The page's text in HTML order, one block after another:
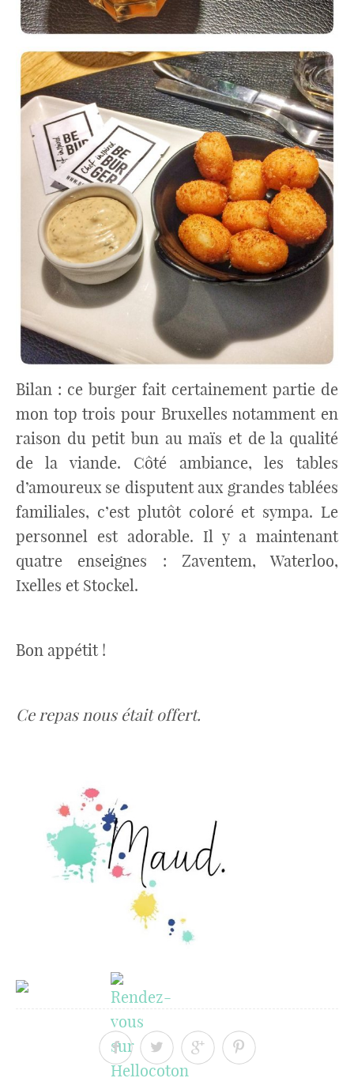
Bilan : ce burger fait certainement partie de
mon top trois pour Bruxelles notamment en
raison du petit bun au maïs et de la qualité
de la viande. Côté ambiance, les tables
d’amoureux se disputent aux grandes tablées
familiales, c’est plutôt coloré et sympa. Le
personnel est adorable. Il y a maintenant
quatre enseignes : Zaventem, Waterloo,
Ixelles et Stockel.
Bon appétit !
Ce repas nous était offert.